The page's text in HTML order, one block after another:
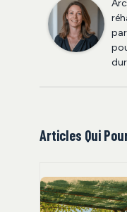
Articles Qui